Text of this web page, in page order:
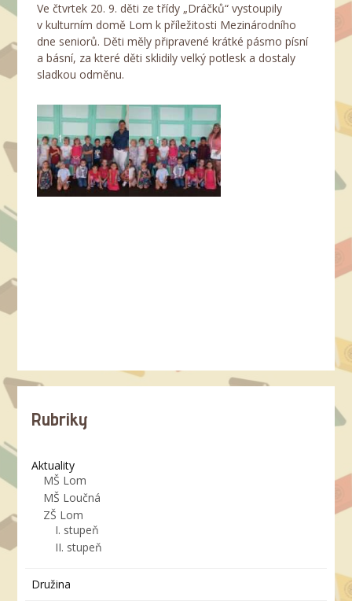
Ve čtvrtek 20. 9. děti ze třídy „Dráčků“ vystoupily
v kulturním domě Lom k příležitosti Mezinárodního
dne seniorů. Děti měly připravené krátké pásmo písní
a básní, za které děti sklidily velký potlesk a dostaly
sladkou odměnu.
Rubriky
Aktuality
MŠ Lom
MŠ Loučná
ZŠ Lom
I. stupeň
II. stupeň
Družina